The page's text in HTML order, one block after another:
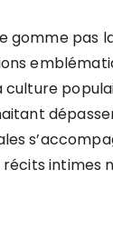
pas
intimes